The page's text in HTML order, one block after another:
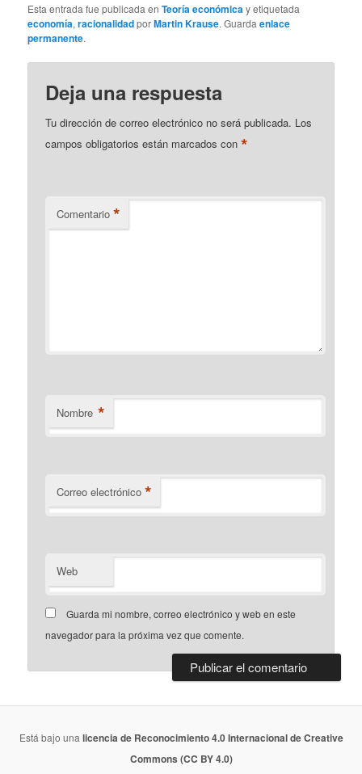
Esta entrada fue publicada enTeoría económicay etiquetada
economía,racionalidadporMartin Krause. Guardaenlace
permanente.
Deja una respuesta
Tu dirección de correo electrónico no será publicada. Los
campos obligatorios están marcados con*
Comentario *
Nombre *
Correo electrónico *
Web
Guarda mi nombre, correo electrónico y web en este
navegador para la próxima vez que comente.
Está bajo una licencia de Reconocimiento 4.0 Internacional de Creative
Commons (CC BY 4.0)